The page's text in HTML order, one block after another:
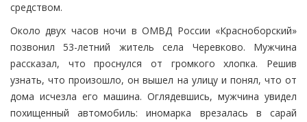
средством.
Около двух часов ночи в ОМВД России «Красноборский»
позвонил 53-летний житель села Черевково. Мужчина
рассказал, что проснулся от громкого хлопка. Решив
узнать, что произошло, он вышел на улицу и понял, что от
дома исчезла его машина. Оглядевшись, мужчина увидел
похищенный автомобиль: иномарка врезалась в сарай